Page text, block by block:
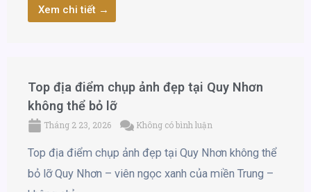
Xem chi tiết →
Top địa điểm chụp ảnh đẹp tại Quy Nhơn
không thể bỏ lỡ
Tháng 2 23, 2026 Không có bình luận
Top địa điểm chụp ảnh đẹp tại Quy Nhơn không thể
bỏ lỡ Quy Nhơn – viên ngọc xanh của miền Trung –